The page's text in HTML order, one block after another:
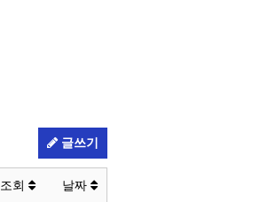
글쓰기
조회 날짜